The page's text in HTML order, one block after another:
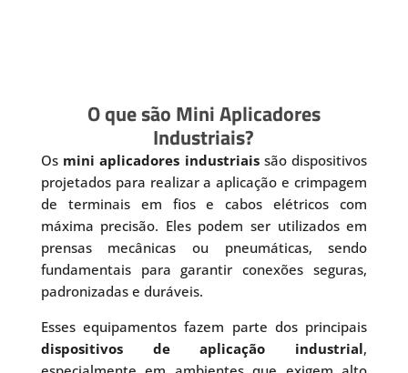
O que são Mini Aplicadores
Industriais?
Os mini aplicadores industriaissão dispositivos
projetados para realizar a aplicação e crimpagem
de terminais em fios e cabos elétricos com
máxima precisão. Eles podem ser utilizados em
prensas mecânicas ou pneumáticas, sendo
fundamentais para garantir conexões seguras,
padronizadas e duráveis.
Esses equipamentos fazem parte dos principais
dispositivos de aplicação industrial,